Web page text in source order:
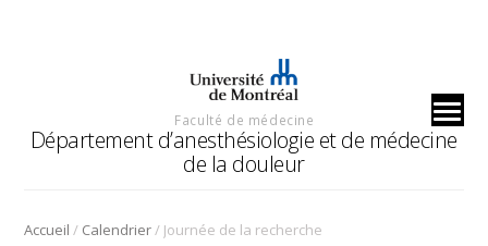
Faculté de médecine
Département d’anesthésiologie et de médecine
de la douleur
Accueil / Calendrier/ Journée de la recherche